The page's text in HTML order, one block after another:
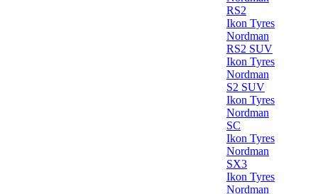
RS2
Ikon Tyres
Nordman
RS2 SUV
Ikon Tyres
Nordman
S2 SUV
Ikon Tyres
Nordman
SC
Ikon Tyres
Nordman
SX3
Ikon Tyres
Nordman